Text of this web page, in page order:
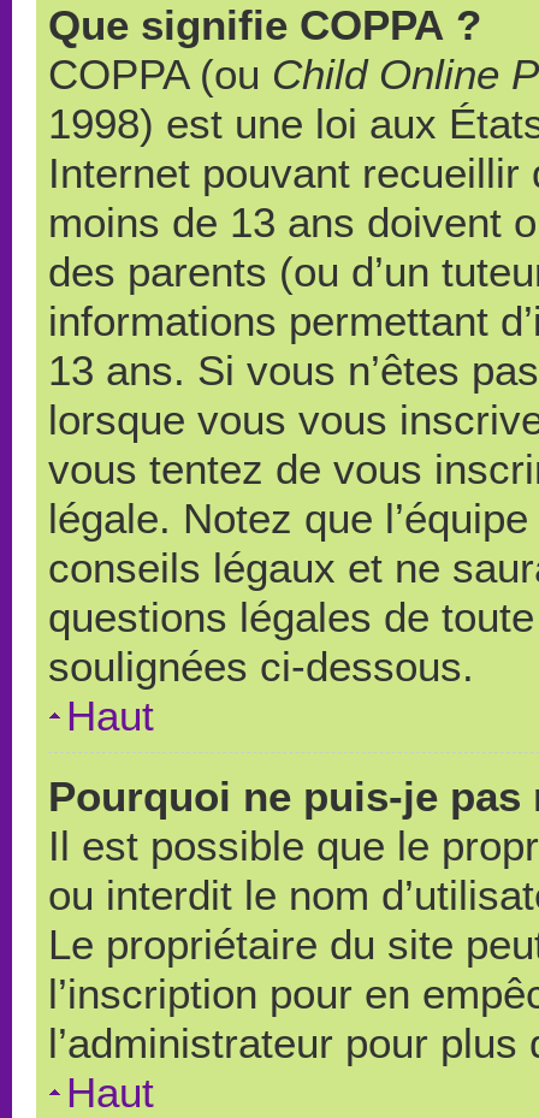
Que signifie COPPA ?
COPPA (ou Child Online
1998) est une loi aux
Internet pouvant
moins de 13 ans doivent
des parents (ou d’un
informations permettant
13 ans. Si vous n’êtes
lorsque vous vous
vous tentez de vous
légale. Notez que
conseils légaux et ne
questions légales de
soulignées ci-dessous.
Haut
Pourquoi ne puis-je pas
Il est possible que le
ou interdit le nom
Le propriétaire du site
l’inscription pour en
l’administrateur pour
Haut